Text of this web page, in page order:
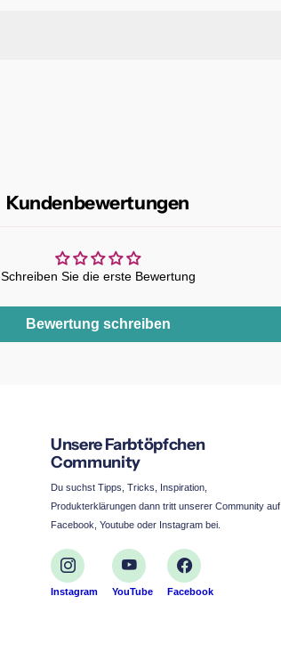
Kundenbewertungen
Schreiben Sie die erste Bewertung
Bewertung schreiben
Unsere Farbtöpfchen
Community
Du suchst Tipps, Tricks, Inspiration,
Produkterklärungen dann tritt unserer Community auf
Facebook, Youtube oder Instagram bei.
Instagram YouTube Facebook